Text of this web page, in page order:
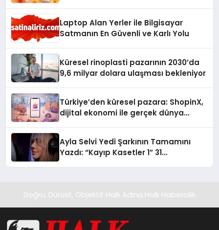
Laptop Alan Yerler ile Bilgisayar
Satmanın En Güvenli ve Karlı Yolu
Küresel rinoplasti pazarının 2030’da
9,6 milyar dolara ulaşması bekleniyor
Türkiye’den küresel pazara: ShopinX,
dijital ekonomi ile gerçek dünya
Ayla Selvi Yedi Şarkının Tamamını
Yazdı: “Kayıp Kasetler 1” 31
Doğru, Dürüst, Objektif Halk Adına Halk Habercilik